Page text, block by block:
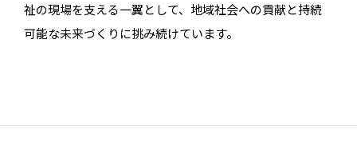
祉の現場を支える一翼として、地域社会への貢献と持続
可能な未来づくりに挑み続けています。